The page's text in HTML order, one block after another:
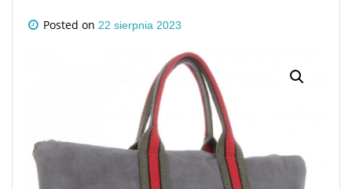
Posted on 22 sierpnia 2023